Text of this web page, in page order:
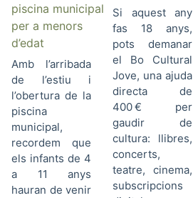
piscina municipal
per a menors
d’edat
Amb l’arribada
de l’estiu i
l’obertura de la
piscina
municipal,
recordem que
els infants de 4
a 11 anys
hauran de venir
Si aquest any
fas 18 anys,
pots demanar
el Bo Cultural
Jove, una ajuda
directa de
400 € per
gaudir de
cultura: llibres,
concerts,
teatre, cinema,
subscripcions